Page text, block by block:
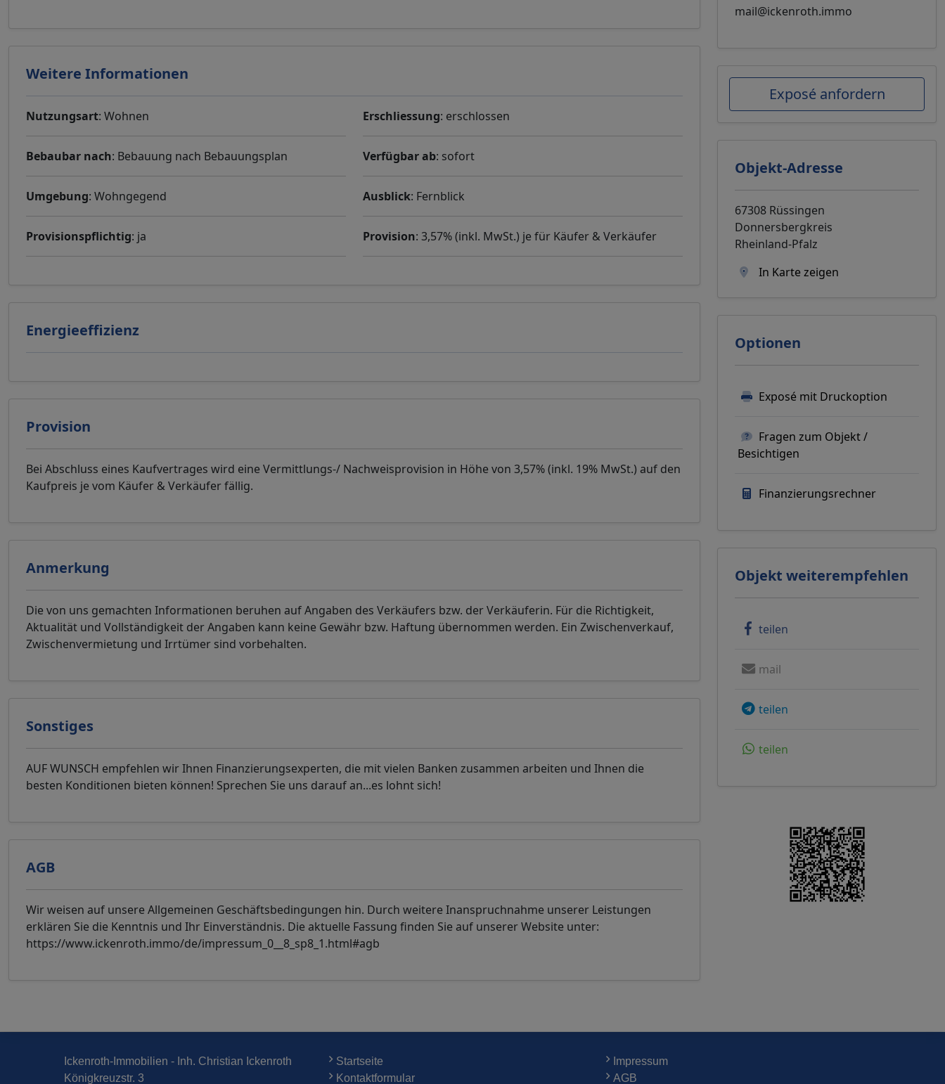
Weitere Informationen
Nutzungsart: Wohnen Erschliessung: erschlossen
Bebaubar nach: Bebauung nach Bebauungsplan Verfügbar ab: sofort
Umgebung: Wohngegend Ausblick: Fernblick
Provisionspflichtig: ja Provision: 3,57% (inkl. MwSt.) je für Käufer & Verkäufer
Energieeffizienz
Provision
Bei Abschluss eines Kaufvertrages wird eine Vermittlungs-/ Nachweisprovision in Höhe von 3,57% (inkl. 19% MwSt.) auf den
Kaufpreis je vom Käufer & Verkäufer fällig.
Anmerkung
Die von uns gemachten Informationen beruhen auf Angaben des Verkäufers bzw. der Verkäuferin. Für die Richtigkeit,
Aktualität und Vollständigkeit der Angaben kann keine Gewähr bzw. Haftung übernommen werden. Ein Zwischenverkauf,
Zwischenvermietung und Irrtümer sind vorbehalten.
Sonstiges
AUF WUNSCH empfehlen wir Ihnen Finanzierungsexperten, die mit vielen Banken zusammen arbeiten und Ihnen die
besten Konditionen bieten können! Sprechen Sie uns darauf an...es lohnt sich!
AGB
Wir weisen auf unsere Allgemeinen Geschäftsbedingungen hin. Durch weitere Inanspruchnahme unserer Leistungen
erklären Sie die Kenntnis und Ihr Einverständnis. Die aktuelle Fassung finden Sie auf unserer Website unter:
https://www.ickenroth.immo/de/impressum_0__8_sp8_1.html#agb
mail@ickenroth.immo
Exposé anfordern
Objekt-Adresse
67308 Rüssingen
Donnersbergkreis
Rheinland-Pfalz
In Karte zeigen
Optionen
Exposé mit Druckoption
Fragen zum Objekt /
Besichtigen
Finanzierungsrechner
Objekt weiterempfehlen
teilen
mail
teilen
teilen
Ickenroth-Immobilien - Inh. Christian Ickenroth
Königkreuzstr. 3
Startseite
Kontaktformular
Impressum
AGB